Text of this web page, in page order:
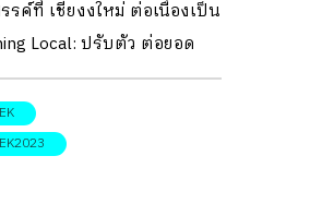
รค์ที่ เชียงงใหม่ ต่อเนื่องเป็น
Local: ปรับตัว ต่อยอด
วให้พร้อมหนาวนี้แอ่วเหนือ
งสรรค์ “เทศกาลงาน
รือ “Chiang Mai Design